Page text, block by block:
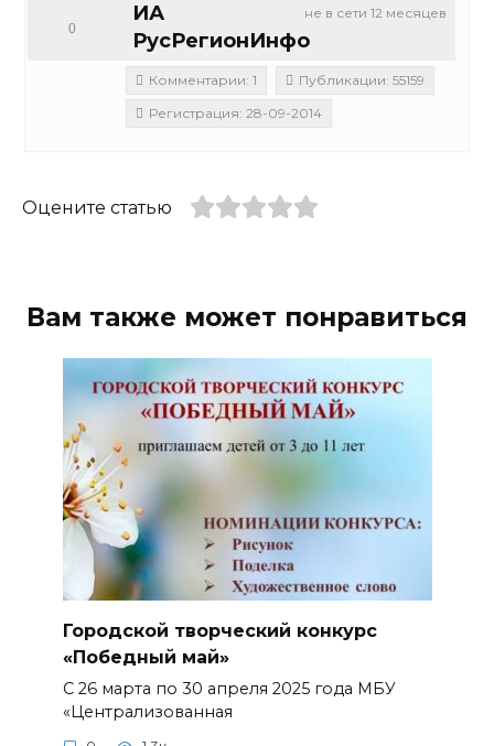
не в сети 12 месяцев
ИА
РусРегионИнфо
0
Комментарии: 1
Публикации: 55159
Регистрация: 28-09-2014
Оцените статью
Вам также может понравиться
Городской творческий конкурс
«Победный май»
С 26 марта по 30 апреля 2025 года МБУ
«Централизованная